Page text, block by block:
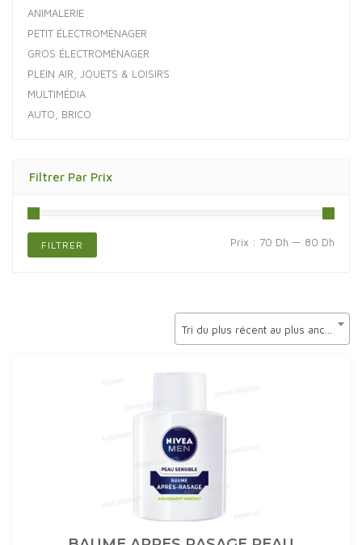
ANIMALERIE
PETIT ÉLECTROMÉNAGER
GROS ÉLECTROMÉNAGER
PLEIN AIR, JOUETS & LOISIRS
MULTIMÉDIA
AUTO, BRICO
Filtrer Par Prix
FILTRER Prix : 70 Dh — 80 Dh